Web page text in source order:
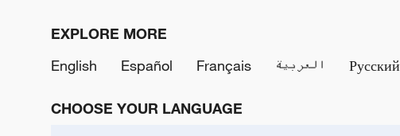
EXPLORE MORE
English
Español Français العربية Русский
CHOOSE YOUR LANGUAGE